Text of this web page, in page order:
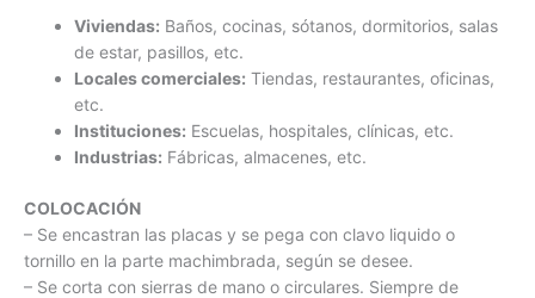
Viviendas: Baños, cocinas, sótanos, dormitorios, salas
de estar, pasillos, etc.
Locales comerciales: Tiendas, restaurantes, oficinas,
etc.
Instituciones: Escuelas, hospitales, clínicas, etc.
Industrias: Fábricas, almacenes, etc.
COLOCACIÓN
– Se encastran las placas y se pega con clavo liquido o
tornillo en la parte machimbrada, según se desee.
– Se corta con sierras de mano o circulares. Siempre de